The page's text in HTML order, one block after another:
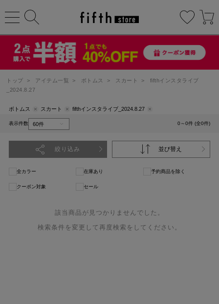
トップ > アイテム一覧 > ボトムス > スカート >
fifthインスタライブ
_2024.8.27
ボトムス スカート fifthインスタライブ_2024.8.27
表示件数 0～0件 (全0件)
絞り込み 並び替え
全カラー 在庫あり 予約商品を除く
クーポン対象 セール
該当商品が見つかりませんでした。
検索条件を変更して再度検索をしてください。